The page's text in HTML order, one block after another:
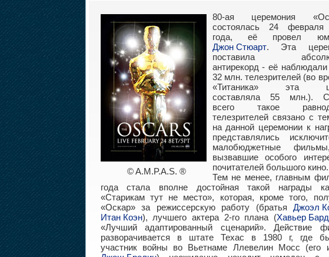
© A.M.P.A.S. ®
80-ая церемония
состоялась 24 февраля
года, её провел
Джон Стюарт. Эта
поставила
антирекорд - её наблюдали
32 млн. телезрителей (во
«Титаника» эта
составляла 55 млн.).
всего такое
телезрителей связано с
на данной церемонии к
представлялись
малобюджетные
вызвавшие особого
почитателей большого кино.
Тем не менее, главным
года стала вполне достойная такой награды
«Старикам тут не место», которая, кроме того,
«Оскар» за режиссерскую работу (братья Джоэл
Итан Коэн), лучшего актера 2-го плана (Хавьер
«Лучший адаптированный сценарий». Действие
разворачивается в штате Техас в 1980 г, где
участник войны во Вьетнаме Ллевелин Мосс (его